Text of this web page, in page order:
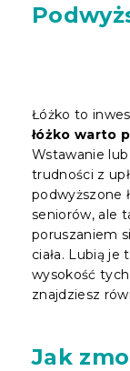
Łóżko to
łóżko warto
Wstawanie
trudności z
podwyższone
seniorów, ale
poruszaniem
ciała. Lubią
wysokość
znajdziesz
Jak